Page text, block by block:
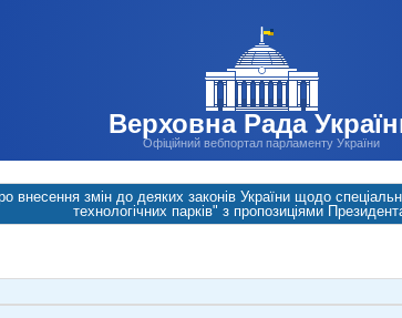
Верховна Рада
Офіційний вебпортал парламенту України
внесення змін до деяких законів України щодо
технологічних парків" з пропозиціями